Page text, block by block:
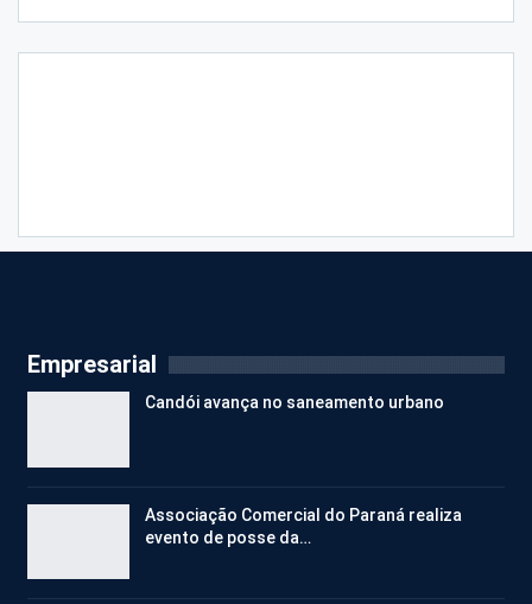
Empresarial
Candói avança no saneamento urbano
Associação Comercial do Paraná realiza
evento de posse da…